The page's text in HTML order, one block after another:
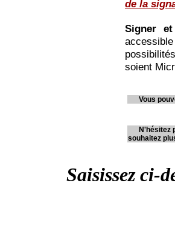
de la
Signer
soient
Vous
N'hésitez
souhaitez
Saisissez ci-